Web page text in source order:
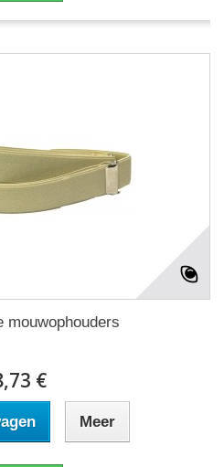
mouwophouders
€
Meer